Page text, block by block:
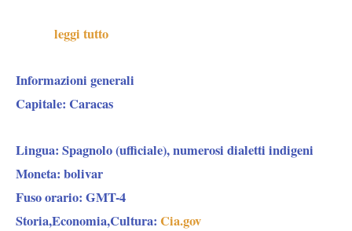
leggi tutto
Informazioni generali
Capitale: Caracas
Lingua: Spagnolo (ufficiale), numerosi dialetti indigeni
Moneta: bolivar
Fuso orario: GMT-4
Storia,Economia,Cultura: Cia.gov